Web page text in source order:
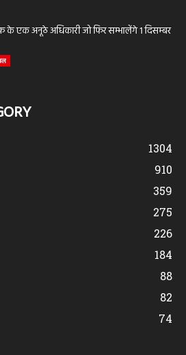
एक अनूठे अधिकारी जो फिर सम्भालेंगे 1 दिसम्बर
1304
910
359
275
226
184
88
82
74